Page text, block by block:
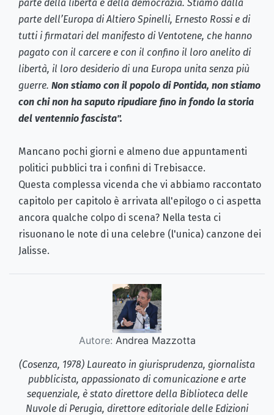
parte della libertà e della democrazia. Stiamo dalla
parte dell’Europa di Altiero Spinelli, Ernesto Rossi e di
tutti i firmatari del manifesto di Ventotene, che hanno
pagato con il carcere e con il confino il loro anelito di
libertà, il loro desiderio di una Europa unita senza più
guerre. Non stiamo con il popolo di Pontida, non stiamo
con chi non ha saputo ripudiare fino in fondo la storia
del ventennio fascista".
Mancano pochi giorni e almeno due appuntamenti
politici pubblici tra i confini di Trebisacce.
Questa complessa vicenda che vi abbiamo raccontato
capitolo per capitolo è arrivata all'epilogo o ci aspetta
ancora qualche colpo di scena? Nella testa ci
risuonano le note di una celebre (l'unica) canzone dei
Jalisse.
Autore: Andrea Mazzotta
(Cosenza, 1978) Laureato in giurisprudenza, giornalista
pubblicista, appassionato di comunicazione e arte
sequenziale, è stato direttore della Biblioteca delle
Nuvole di Perugia, direttore editoriale delle Edizioni